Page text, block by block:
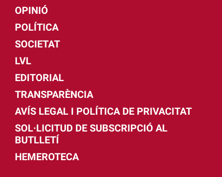
OPINIÓ
POLÍTICA
SOCIETAT
LVL
EDITORIAL
TRANSPARÈNCIA
AVÍS LEGAL I POLÍTICA DE PRIVACITAT
SOL·LICITUD DE SUBSCRIPCIÓ AL
BUTLLETÍ
HEMEROTECA